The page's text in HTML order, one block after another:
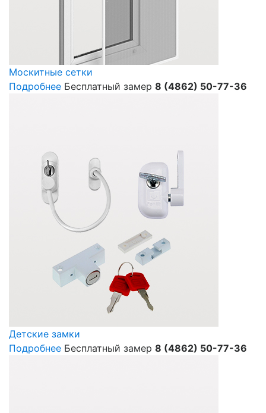
Москитные сетки
Подробнее Бесплатный замер 8 (4862) 50-77-36
Детские замки
Подробнее Бесплатный замер 8 (4862) 50-77-36